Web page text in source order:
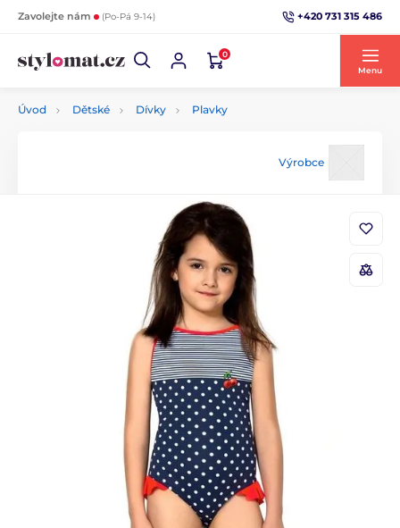
Zavolejte nám (Po-Pá 9-14) +420 731 315 486
0
Menu
Úvod Dětské Dívky Plavky
Výrobce